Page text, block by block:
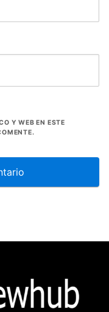
Y WEB EN ESTE